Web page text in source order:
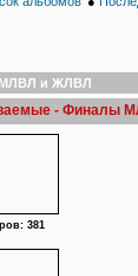
и ЖЛВЛ
- Финалы
381